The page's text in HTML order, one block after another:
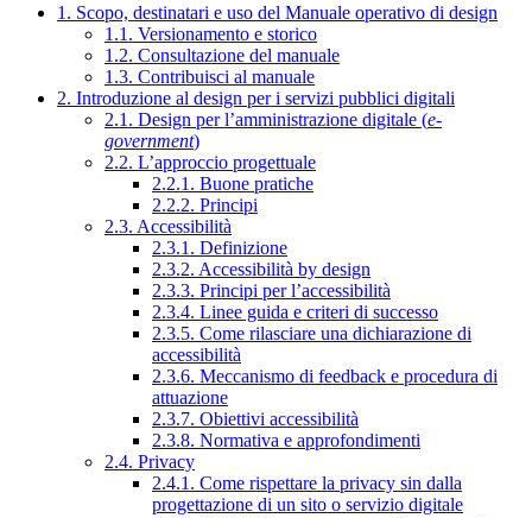
1. Scopo, destinatari e uso del Manuale operativo di design
1.1. Versionamento e storico
1.2. Consultazione del manuale
1.3. Contribuisci al manuale
2. Introduzione al design per i servizi pubblici digitali
2.1. Design per l’amministrazione digitale (e-
government)
2.2. L’approccio progettuale
2.2.1. Buone pratiche
2.2.2. Principi
2.3. Accessibilità
2.3.1. Definizione
2.3.2. Accessibilità by design
2.3.3. Principi per l’accessibilità
2.3.4. Linee guida e criteri di successo
2.3.5. Come rilasciare una dichiarazione di
accessibilità
2.3.6. Meccanismo di feedback e procedura di
attuazione
2.3.7. Obiettivi accessibilità
2.3.8. Normativa e approfondimenti
2.4. Privacy
2.4.1. Come rispettare la privacy sin dalla
progettazione di un sito o servizio digitale